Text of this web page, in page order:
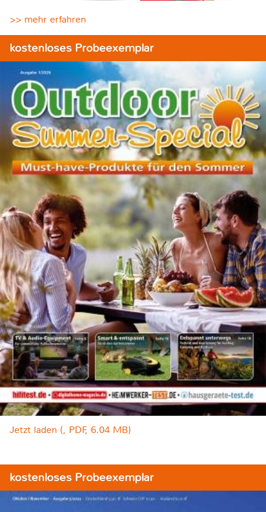
>> mehr erfahren
kostenloses Probeexemplar
Jetzt laden (, PDF, 6.04 MB)
kostenloses Probeexemplar